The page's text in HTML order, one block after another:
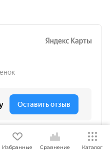
Избранные Сравнение Каталог
Подробнее Я согласен